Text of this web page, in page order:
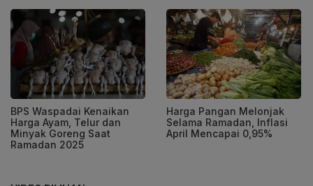
BPS Waspadai Kenaikan
Harga Ayam, Telur dan
Minyak Goreng Saat
Ramadan 2025
Harga Pangan Melonjak
Selama Ramadan, Inflasi
April Mencapai 0,95%